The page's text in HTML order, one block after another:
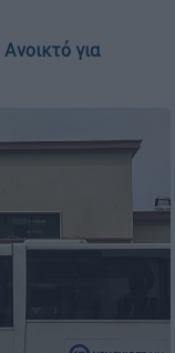
Ανοικτό για